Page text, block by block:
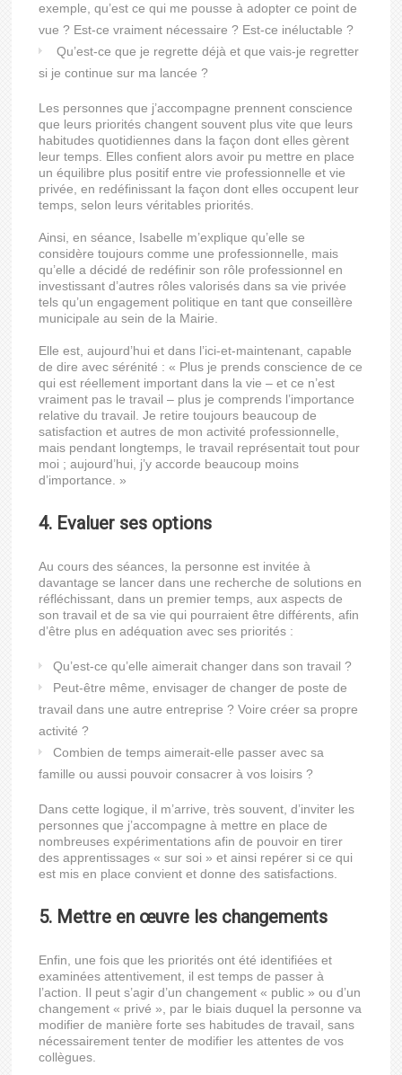
exemple, qu’est ce qui me pousse à adopter ce point de
vue ? Est-ce vraiment nécessaire ? Est-ce inéluctable ?
Qu’est-ce que je regrette déjà et que vais-je regretter
si je continue sur ma lancée ?
Les personnes que j’accompagne prennent conscience
que leurs priorités changent souvent plus vite que leurs
habitudes quotidiennes dans la façon dont elles gèrent
leur temps. Elles confient alors avoir pu mettre en place
un équilibre plus positif entre vie professionnelle et vie
privée, en redéfinissant la façon dont elles occupent leur
temps, selon leurs véritables priorités.
Ainsi, en séance, Isabelle m’explique qu’elle se
considère toujours comme une professionnelle, mais
qu’elle a décidé de redéfinir son rôle professionnel en
investissant d’autres rôles valorisés dans sa vie privée
tels qu’un engagement politique en tant que conseillère
municipale au sein de la Mairie.
Elle est, aujourd’hui et dans l’ici-et-maintenant, capable
de dire avec sérénité : « Plus je prends conscience de ce
qui est réellement important dans la vie – et ce n’est
vraiment pas le travail – plus je comprends l’importance
relative du travail. Je retire toujours beaucoup de
satisfaction et autres de mon activité professionnelle,
mais pendant longtemps, le travail représentait tout pour
moi ; aujourd’hui, j’y accorde beaucoup moins
d’importance. »
4. Evaluer ses options
Au cours des séances, la personne est invitée à
davantage se lancer dans une recherche de solutions en
réfléchissant, dans un premier temps, aux aspects de
son travail et de sa vie qui pourraient être différents, afin
d’être plus en adéquation avec ses priorités :
Qu’est-ce qu’elle aimerait changer dans son travail ?
Peut-être même, envisager de changer de poste de
travail dans une autre entreprise ? Voire créer sa propre
activité ?
Combien de temps aimerait-elle passer avec sa
famille ou aussi pouvoir consacrer à vos loisirs ?
Dans cette logique, il m’arrive, très souvent, d’inviter les
personnes que j’accompagne à mettre en place de
nombreuses expérimentations afin de pouvoir en tirer
des apprentissages « sur soi » et ainsi repérer si ce qui
est mis en place convient et donne des satisfactions.
5. Mettre en œuvre les changements
Enfin, une fois que les priorités ont été identifiées et
examinées attentivement, il est temps de passer à
l’action. Il peut s’agir d’un changement « public » ou d’un
changement « privé », par le biais duquel la personne va
modifier de manière forte ses habitudes de travail, sans
nécessairement tenter de modifier les attentes de vos
collègues.